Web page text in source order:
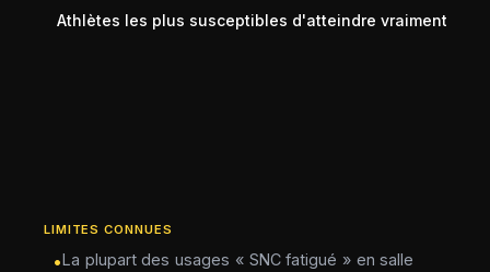
Athlètes les plus susceptibles d'atteindre vraiment la
LIMITES CONNUES
•La plupart des usages « SNC fatigué » en salle